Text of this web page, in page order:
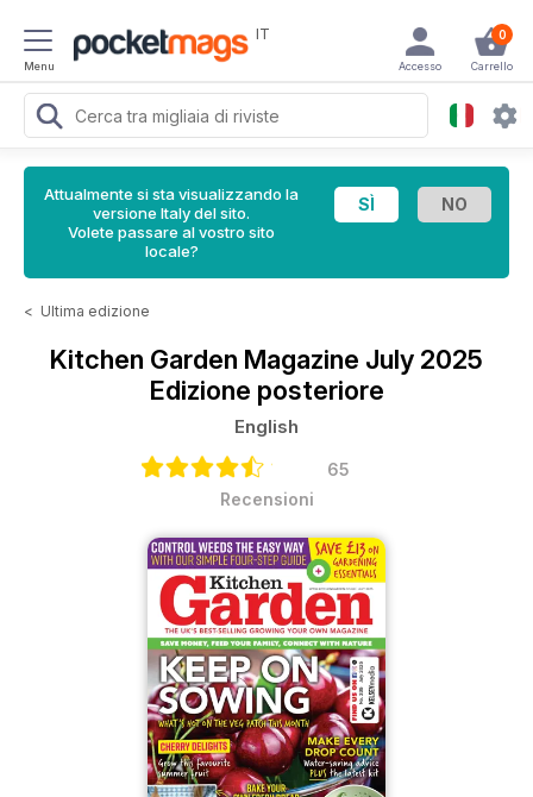
Menu
IT 0
Carrello
Accesso
Attualmente si sta visualizzando la
versione Italy del sito.
Volete passare al vostro sito
locale?
< Ultima edizione
Kitchen Garden Magazine July 2025
Edizione posteriore
English
65
Recensioni